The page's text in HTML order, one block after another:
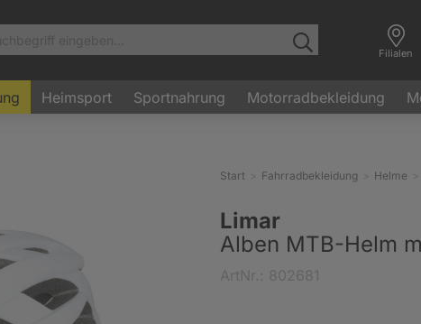
Filialen
Heimsport Sportnahrung Motorradbekleidung
Start Fahrradbekleidung Helme
Limar
Alben MTB-Helm